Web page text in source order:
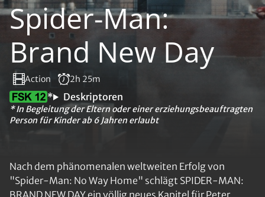
Spider-Man:
Brand New Day
Action 2h 25m
* Deskriptoren
* In Begleitung der Eltern oder einer erziehungsbeauftragten
Person für Kinder ab 6 Jahren erlaubt
Nach dem phänomenalen weltweiten Erfolg von
"Spider-Man: No Way Home" schlägt SPIDER-MAN:
BRAND NEW DAY ein völlig neues Kapitel für Peter